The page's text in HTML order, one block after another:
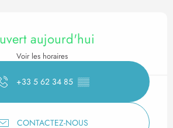
et coordonnées
aujourd'hui
Voir les horaires
+33 5 62 34 85 ▒▒
CONTACTEZ-NOUS